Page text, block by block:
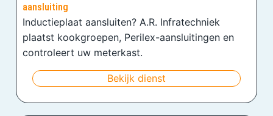
aansluiting
Inductieplaat aansluiten? A.R. Infratechniek
plaatst kookgroepen, Perilex-aansluitingen en
controleert uw meterkast.
Bekijk dienst